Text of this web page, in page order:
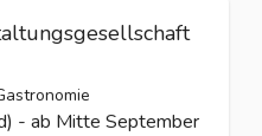
- ab Mitte September